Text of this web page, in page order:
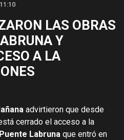
LAS OBRAS
Y
A LA
advirtieron que desde
cerrado el acceso a la
Puente Labruna que entró en